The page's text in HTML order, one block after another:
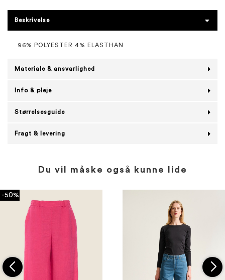
Beskrivelse
96% POLYESTER 4% ELASTHAN
Materiale & ansvarlighed
Info & pleje
Størrelsesguide
Fragt & levering
Du vil måske også kunne lide
-50%